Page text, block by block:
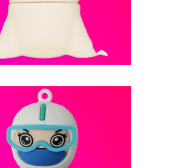
فلش مموری عروسکی -- کد B6